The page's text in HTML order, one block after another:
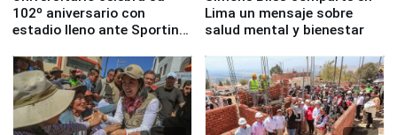
102º aniversario con
estadio lleno ante Sporting
Lima un mensaje sobre
salud mental y bienestar